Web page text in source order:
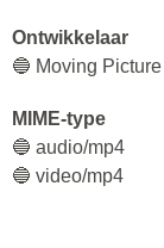
Ontwikkelaar
🔵 Moving
MIME-type
🔵 audio/mp4
🔵 video/mp4